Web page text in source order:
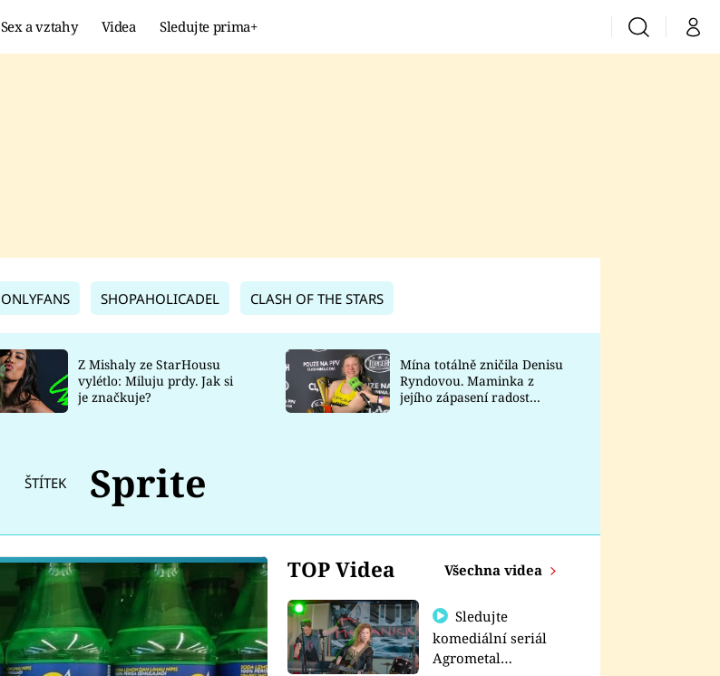
Sex a vztahy Videa Sledujte prima+ VyhledáváníMůj
Prima Lajk
Sledujte nás
ONLYFANS SHOPAHOLICADEL CLASH OF THE STARS
Z Mishaly ze StarHousu
vylétlo: Miluju prdy. Jak si
je značkuje?
Mína totálně zničila Denisu
Ryndovou. Maminka z
jejího zápasení radost
ŠTÍTEK Sprite
TOP Videa Všechna videa
Sledujte
komediální seriál
Agrometal